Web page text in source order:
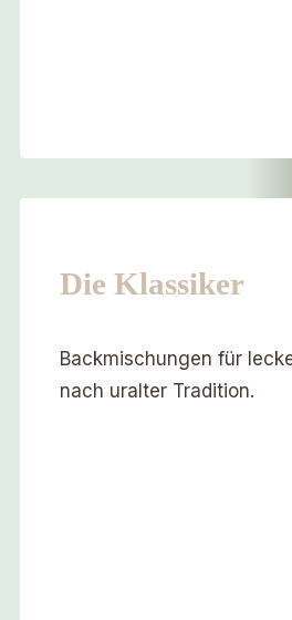
Die Klassiker
Backmischungen für
nach uralter Tradition.